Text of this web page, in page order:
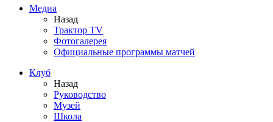
Медиа
Назад
Трактор TV
Фотогалерея
Официальные программы матчей
Клуб
Назад
Руководство
Музей
Школа